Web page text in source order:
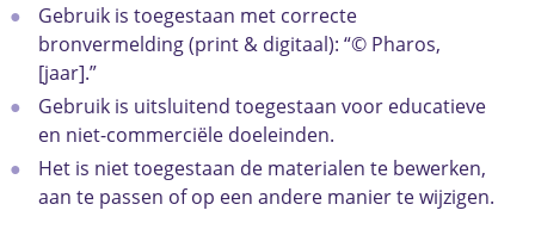
Gebruik is toegestaan met correcte
bronvermelding (print & digitaal): “© Pharos,
[jaar].”
Gebruik is uitsluitend toegestaan voor educatieve
en niet-commerciële doeleinden.
Het is niet toegestaan de materialen te bewerken,
aan te passen of op een andere manier te wijzigen.